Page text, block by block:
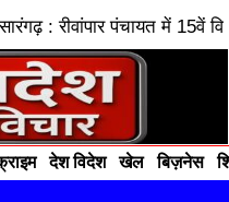
: रीवांपार पंचायत में 15वें
देश विदेश खेल बिज़नेस